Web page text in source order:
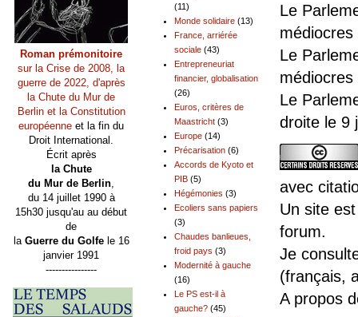
Le
Le
Le
droite le 9
avec
Un site
forum.
Je
(français,
A propos
(11)
Monde solidaire (13)
France, arriérée
sociale (43)
Entrepreneuriat
financier, globalisation
(26)
Euros, critères de
Maastricht (3)
Europe (14)
Précarisation (6)
Accords de Kyoto et
PIB (5)
Hégémonies (3)
Ecoliers sans papiers
(3)
Chaudes banlieues,
froid pays (3)
Modernité à gauche
(16)
Le PS est-il à
gauche? (45)
Roman prémonitoire
sur la Crise de 2008, la
guerre de 2022, d'après
la Chute du Mur de
Berlin et la Constitution
européenne et la fin du
Droit International.
Écrit après
la Chute
du Mur de Berlin,
du 14 juillet 1990 à
15h30 jusqu'au au début
de
la Guerre du Golfele 16
janvier 1991
----------------